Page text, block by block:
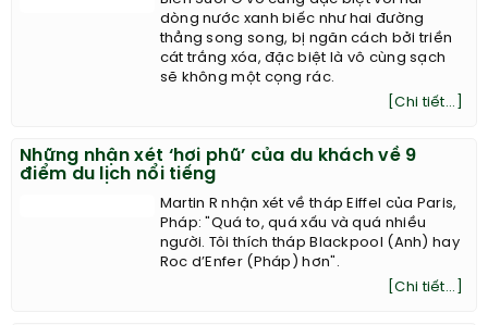
Cùng khám phá bãi biển sạch bong ở Vũng Tàu
Biển Suối Ồ vô cùng đặc biệt với hai
dòng nước xanh biếc như hai đường
thẳng song song, bị ngăn cách bởi triền
sẽ không một cọng rác.
Những nhận xét ‘hơi phũ’ của du khách về 9
điểm du lịch nổi tiếng
Martin R nhận xét về tháp Eiffel của Paris,
Pháp: "Quá to, quá xấu và quá nhiều